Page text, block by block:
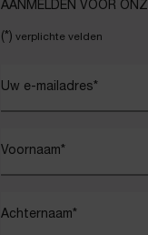
AANMELDEN VOOR
(*) verplichte velden
Uw e-mailadres*
Voornaam*
Achternaam*